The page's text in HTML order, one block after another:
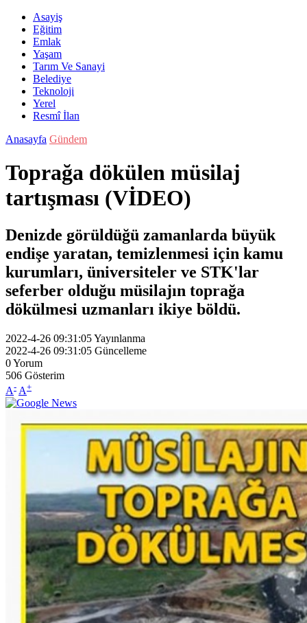
Asayiş
Eğitim
Emlak
Yaşam
Tarım Ve Sanayi
Belediye
Teknoloji
Yerel
Resmî İlan
Anasayfa Gündem
Toprağa dökülen müsilaj
tartışması (VİDEO)
Denizde görüldüğü zamanlarda büyük
endişe yaratan, temizlenmesi için kamu
kurumları, üniversiteler ve STK'lar
seferber olduğu müsilajın toprağa
dökülmesi uzmanları ikiye böldü.
2022-4-26 09:31:05Yayınlanma
2022-4-26 09:31:05 Güncelleme
0Yorum
506 Gösterim
A- A+